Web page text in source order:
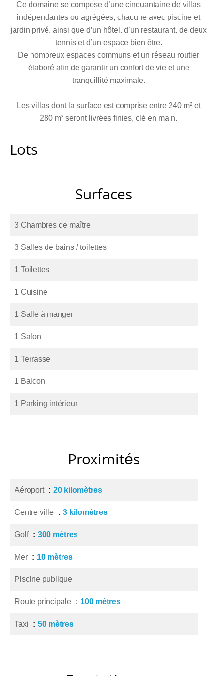
Ce domaine se compose d’une cinquantaine de villas
indépendantes ou agrégées, chacune avec piscine et
jardin privé, ainsi que d’un hôtel, d’un restaurant, de deux
tennis et d’un espace bien être.
De nombreux espaces communs et un réseau routier
élaboré afin de garantir un confort de vie et une
tranquillité maximale.
Les villas dont la surface est comprise entre 240 m² et
280 m² seront livrées finies, clé en main.
Lots
Surfaces
3 Chambres de maître
3 Salles de bains / toilettes
1 Toilettes
1 Cuisine
1 Salle à manger
1 Salon
1 Terrasse
1 Balcon
1 Parking intérieur
Proximités
Aéroport 20 kilomètres
Centre ville 3 kilomètres
Golf 300 mètres
Mer 10 mètres
Piscine publique
Route principale 100 mètres
Taxi 50 mètres